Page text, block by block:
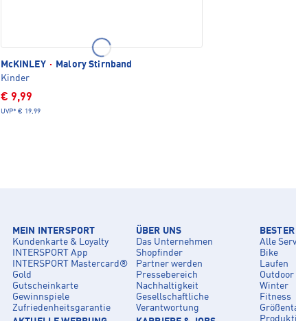
McKINLEY ·
Malory Stirnband
Kinder
€ 9,99
UVP* € 19,99
MEIN INTERSPORT
Kundenkarte & Loyalty
INTERSPORT App
INTERSPORT Mastercard®
Gold
Gutscheinkarte
Gewinnspiele
Zufriedenheitsgarantie
ÜBER UNS
Das Unternehmen
Shopfinder
Partner werden
Pressebereich
Nachhaltigkeit
Gesellschaftliche
Verantwortung
Alle
Bike
Laufen
Outdoor
Winter
Fitness